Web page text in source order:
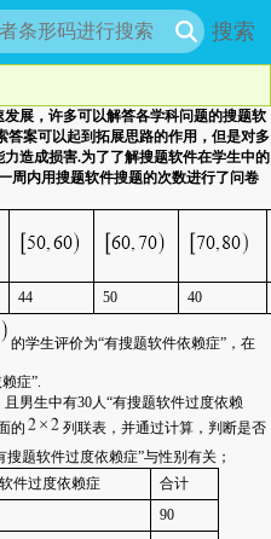
搜索
展，许多可以解答各学科问题的搜题软
答案可以起到拓展思路的作用，但是对多
力造成损害.为了了解搜题软件在学生中的
周内用搜题软件搜题的次数进行了问卷
44 50 40
的学生评价为“有搜题软件依赖症”，在
症”
且男生中有30 人“有搜题软件过度依赖
的
列联表，并通过计算，判断是否
题软件过度依赖症”与性别有关；
件过度依赖症
合计
90